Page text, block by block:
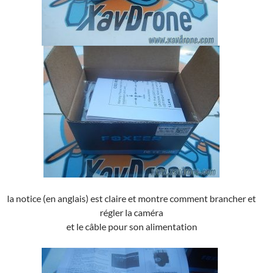
la notice (en anglais) est claire et montre comment brancher et
régler la caméra
et le câble pour son alimentation